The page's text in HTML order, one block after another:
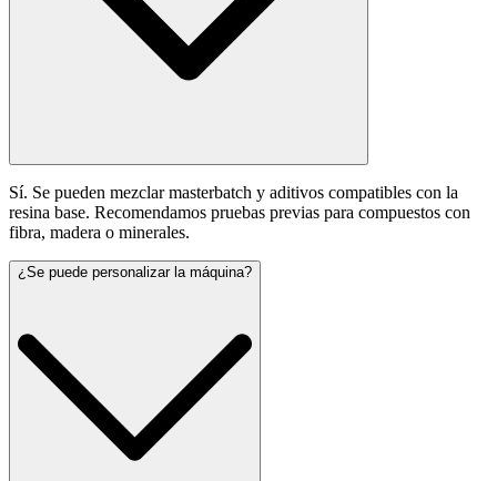
Sí. Se pueden mezclar masterbatch y aditivos compatibles con la
resina base. Recomendamos pruebas previas para compuestos con
fibra, madera o minerales.
¿Se puede personalizar la máquina?